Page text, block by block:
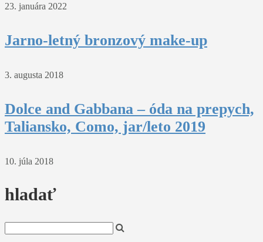
23. januára 2022
Jarno-letný bronzový make-up
3. augusta 2018
Dolce and Gabbana – óda na prepych,
Taliansko, Como, jar/leto 2019
10. júla 2018
hladať